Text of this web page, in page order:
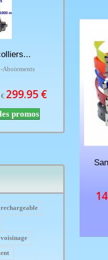
€ 299.95 €
Collier
Collier Anti-
intelligent avec
-
promos
rechargeable
voisinage